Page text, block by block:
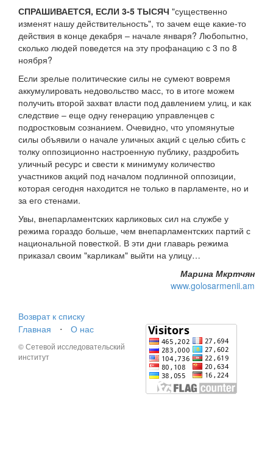
СПРАШИВАЕТСЯ, ЕСЛИ 3-5 ТЫСЯЧ "существенно
изменят нашу действительность", то зачем еще какие-то
действия в конце декабря – начале января? Любопытно,
сколько людей поведется на эту профанацию с 3 по 8
ноября?
Если зрелые политические силы не сумеют вовремя
аккумулировать недовольство масс, то в итоге можем
получить второй захват власти под давлением улиц, и как
следствие – еще одну генерацию управленцев с
подростковым сознанием. Очевидно, что упомянутые
силы объявили о начале уличных акций с целью сбить с
толку оппозиционно настроенную публику, раздробить
уличный ресурс и свести к минимуму количество
участников акций под началом подлинной оппозиции,
которая сегодня находится не только в парламенте, но и
за его стенами.
Увы, внепарламентских карликовых сил на службе у
режима гораздо больше, чем внепарламентских партий с
национальной повесткой. В эти дни главарь режима
приказал своим "карликам" выйти на улицу…
Марина Мкртчян
www.golosarmenii.am
Возврат к списку
Главная
⋅ О нас
© Сетевой исследовательский
институт